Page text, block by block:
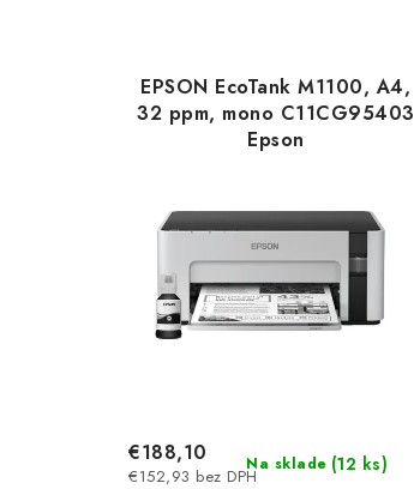
EPSON EcoTank M1100, A4,
32 ppm, mono C11CG95403
Epson
Na sklade (12 ks)
€152,93 bez DPH
€188,10